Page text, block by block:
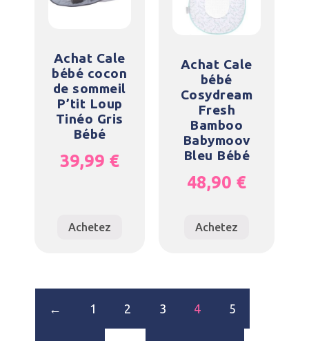
Achat Cale
bébé cocon
de sommeil
P’tit Loup
Tinéo Gris
Bébé
39,99 €
Achetez
Achat Cale
bébé
Cosydream
Fresh
Bamboo
Babymoov
Bleu Bébé
48,90 €
Achetez
← 1 2 3 4 5